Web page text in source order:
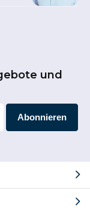
und
Abonnieren